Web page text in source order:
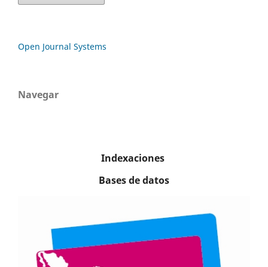
Open Journal Systems
Navegar
Indexaciones
Bases de datos